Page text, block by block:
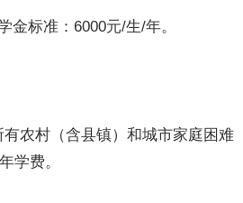
标准：6000元/生/年。
农村（含县镇）和城市家庭困难
学费。